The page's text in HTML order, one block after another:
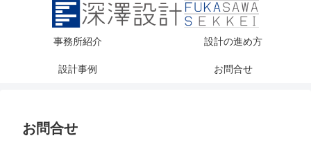
事務所紹介 設計の進め方
設計事例 お問合せ
お問合せ